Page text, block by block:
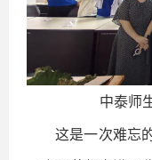
中泰师
这是一次难忘